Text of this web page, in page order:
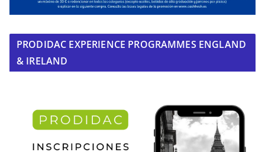
PRODIDAC EXPERIENCE PROGRAMMES ENGLAND
& IRELAND